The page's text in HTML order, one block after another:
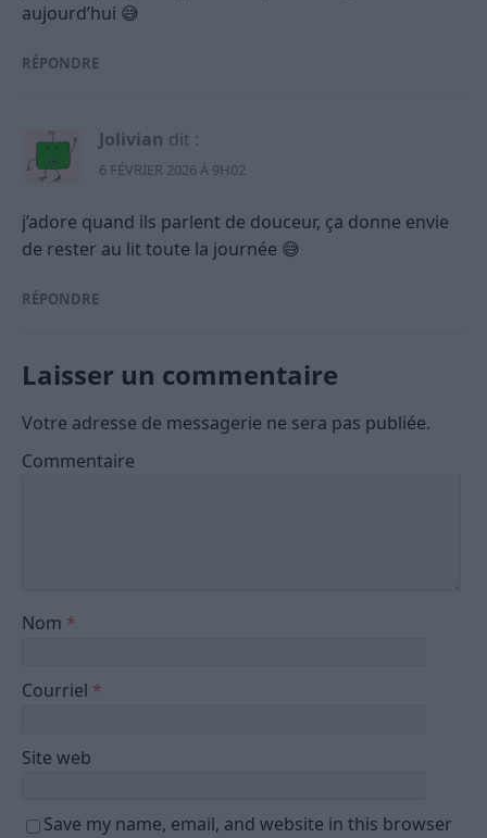
aujourd’hui 😅
RÉPONDRE
Jolivian dit :
6 FÉVRIER 2026 À 9H02
j’adore quand ils parlent de douceur, ça donne envie
de rester au lit toute la journée 😅
RÉPONDRE
Laisser un commentaire
Votre adresse de messagerie ne sera pas publiée.
Commentaire
Nom *
Courriel *
Site web
Save my name, email, and website in this browser